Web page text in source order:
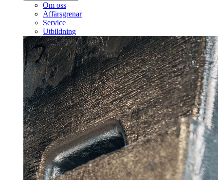
Om oss
Affärsgrenar
Service
Utbildning